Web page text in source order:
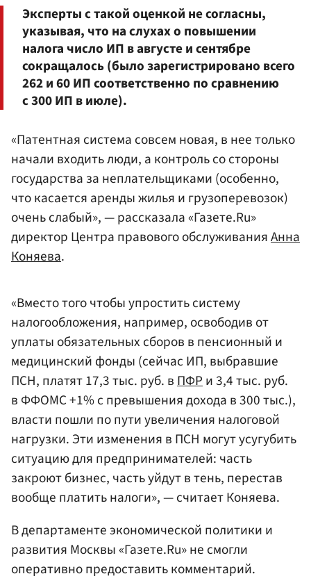
Эксперты с такой оценкой не согласны,
указывая, что на слухах о повышении
налога число ИП в августе и сентябре
сокращалось (было зарегистрировано всего
262 и 60 ИП соответственно по сравнению
с 300 ИП в июле).
«Патентная система совсем новая, в нее только
начали входить люди, а контроль со стороны
государства за неплательщиками (особенно,
что касается аренды жилья и грузоперевозок)
очень слабый», — рассказала «Газете.Ru»
директор Центра правового обслуживанияАнна
Коняева.
«Вместо того чтобы упростить систему
налогообложения, например, освободив от
уплаты обязательных сборов в пенсионный и
медицинский фонды (сейчас ИП, выбравшие
ПСН, платят 17,3 тыс. руб. в ПФР и 3,4 тыс. руб.
в ФФОМС +1% с превышения дохода в 300 тыс.),
власти пошли по пути увеличения налоговой
нагрузки. Эти изменения в ПСН могут усугубить
ситуацию для предпринимателей: часть
закроют бизнес, часть уйдут в тень, перестав
вообще платить налоги», — считает Коняева.
В департаменте экономической политики и
развития Москвы «Газете.Ru» не смогли
оперативно предоставить комментарий.